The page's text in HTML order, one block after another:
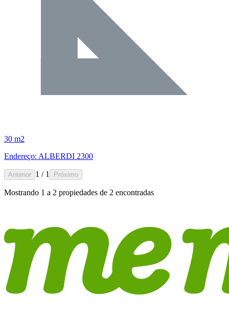
30 m2
Endereço: ALBERDI 2300
Anterior 1 / 1 Próximo
Mostrando 1 a 2 propiedades de 2 encontradas